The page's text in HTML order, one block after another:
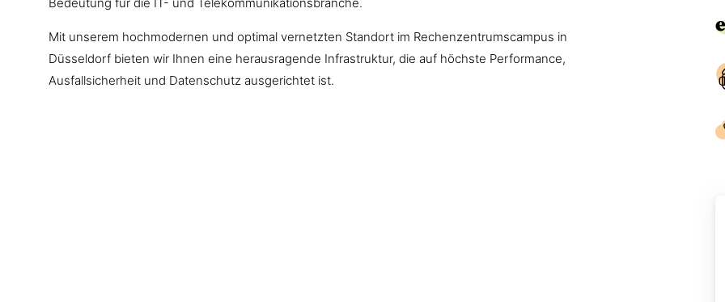
Mit unserem hochmodernen und optimal vernetzten Standort im Rechenzentrumscampus in
Düsseldorf bieten wir Ihnen eine herausragende Infrastruktur, die auf höchste Performance,
Ausfallsicherheit und Datenschutz ausgerichtet ist.